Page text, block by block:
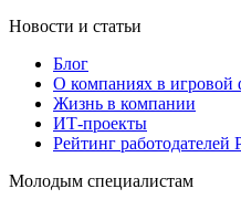
Новости и статьи
Блог
О компаниях в игровой
Жизнь в компании
ИТ-проекты
Рейтинг работодателей
Молодым специалистам